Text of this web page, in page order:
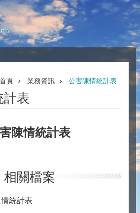
首頁 業務資訊 公害陳情統計表
計表
陳情統計表
相關檔案
統計表